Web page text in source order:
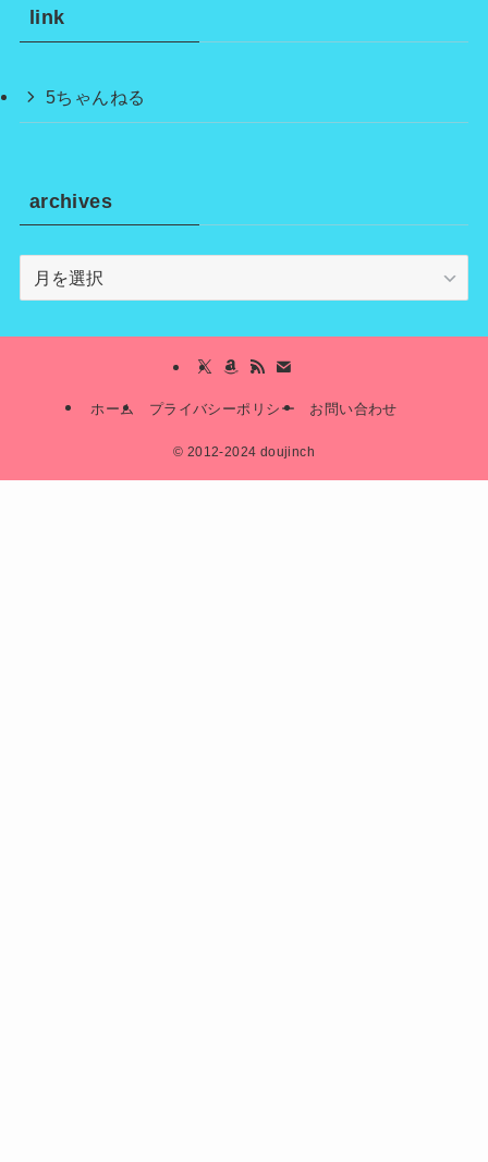
link
5ちゃんねる
archives
archives
ホーム プライバシーポリシー お問い合わせ
© 2012-2024 doujinch